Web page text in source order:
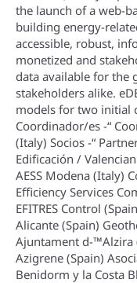
the launch of a web-
building energy-
accessible, robust,
monetized and
data available for the
stakeholders alike.
models for two initial
Coordinador/es -“
(Italy) Socios -“
Edificación /
AESS Modena (Italy)
Efficiency Services
EFITRES Control
Alicante (Spain)
Ajuntament d-™Alzira
Azigrene (Spain)
Benidorm y la Costa